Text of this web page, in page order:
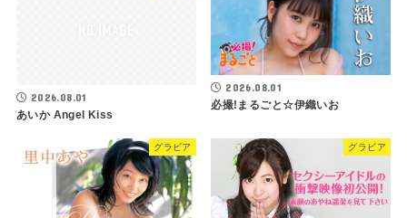
2026.08.01
あいか Angel Kiss
2026.08.01
必撮!まるごと☆伊織いお
グラビア グラビア